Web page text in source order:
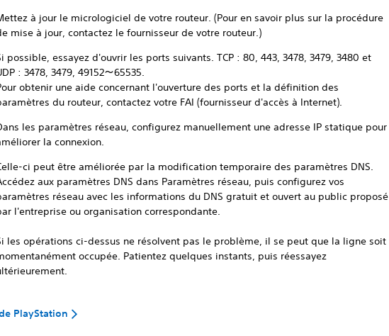
à jour le micrologiciel de votre routeur. (Pour en savoir plus sur la procédure
mise à jour, contactez le fournisseur de votre routeur.)
possible, essayez d'ouvrir les ports suivants. TCP : 80, 443, 3478, 3479, 3480 et
: 3478, 3479, 49152～65535.
obtenir une aide concernant l'ouverture des ports et la définition des
du routeur, contactez votre FAI (fournisseur d'accès à Internet).
les paramètres réseau, configurez manuellement une adresse IP statique pour
la connexion.
ci peut être améliorée par la modification temporaire des paramètres DNS.
aux paramètres DNS dans Paramètres réseau, puis configurez vos
réseau avec les informations du DNS gratuit et ouvert au public proposé
l'entreprise ou organisation correspondante.
les opérations ci-dessus ne résolvent pas le problème, il se peut que la ligne soit
occupée. Patientez quelques instants, puis réessayez
PlayStation